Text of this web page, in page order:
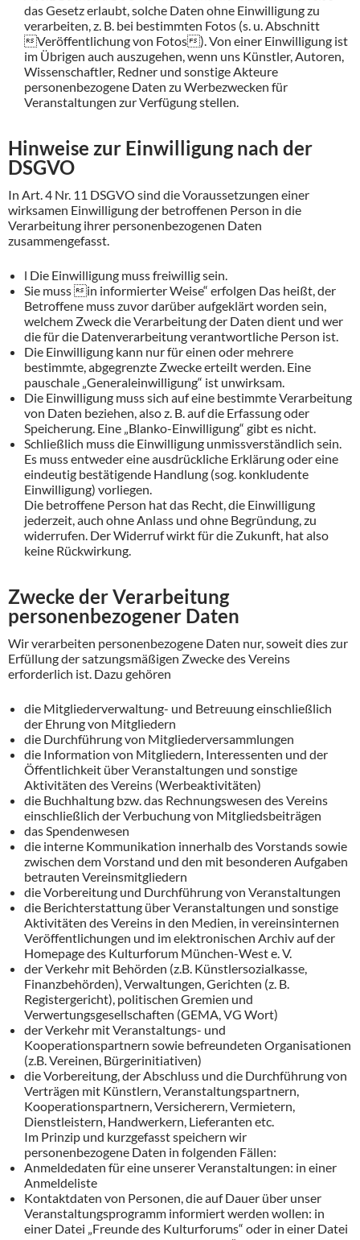
das Gesetz erlaubt, solche Daten ohne Einwilligung zu
verarbeiten, z. B. bei bestimmten Fotos (s. u. Abschnitt
Veröffentlichung von Fotos). Von einer Einwilligung ist
im Übrigen auch auszugehen, wenn uns Künstler, Autoren,
Wissenschaftler, Redner und sonstige Akteure
personenbezogene Daten zu Werbezwecken für
Veranstaltungen zur Verfügung stellen.
Hinweise zur Einwilligung nach der
DSGVO
In Art. 4 Nr. 11 DSGVO sind die Voraussetzungen einer
wirksamen Einwilligung der betroffenen Person in die
Verarbeitung ihrer personenbezogenen Daten
zusammengefasst.
l Die Einwilligung muss freiwillig sein.
Sie muss in informierter Weise“ erfolgen Das heißt, der
Betroffene muss zuvor darüber aufgeklärt worden sein,
welchem Zweck die Verarbeitung der Daten dient und wer
die für die Datenverarbeitung verantwortliche Person ist.
Die Einwilligung kann nur für einen oder mehrere
bestimmte, abgegrenzte Zwecke erteilt werden. Eine
pauschale „Generaleinwilligung“ ist unwirksam.
Die Einwilligung muss sich auf eine bestimmte Verarbeitung
von Daten beziehen, also z. B. auf die Erfassung oder
Speicherung. Eine „Blanko-Einwilligung“ gibt es nicht.
Schließlich muss die Einwilligung unmissverständlich sein.
Es muss entweder eine ausdrückliche Erklärung oder eine
eindeutig bestätigende Handlung (sog. konkludente
Einwilligung) vorliegen.
Die betroffene Person hat das Recht, die Einwilligung
jederzeit, auch ohne Anlass und ohne Begründung, zu
widerrufen. Der Widerruf wirkt für die Zukunft, hat also
keine Rückwirkung.
Zwecke der Verarbeitung
personenbezogener Daten
Wir verarbeiten personenbezogene Daten nur, soweit dies zur
Erfüllung der satzungsmäßigen Zwecke des Vereins
erforderlich ist. Dazu gehören
die Mitgliederverwaltung- und Betreuung einschließlich
der Ehrung von Mitgliedern
die Durchführung von Mitgliederversammlungen
die Information von Mitgliedern, Interessenten und der
Öffentlichkeit über Veranstaltungen und sonstige
Aktivitäten des Vereins (Werbeaktivitäten)
die Buchhaltung bzw. das Rechnungswesen des Vereins
einschließlich der Verbuchung von Mitgliedsbeiträgen
das Spendenwesen
die interne Kommunikation innerhalb des Vorstands sowie
zwischen dem Vorstand und den mit besonderen Aufgaben
betrauten Vereinsmitgliedern
die Vorbereitung und Durchführung von Veranstaltungen
die Berichterstattung über Veranstaltungen und sonstige
Aktivitäten des Vereins in den Medien, in vereinsinternen
Veröffentlichungen und im elektronischen Archiv auf der
Homepage des Kulturforum München-West e. V.
der Verkehr mit Behörden (z.B. Künstlersozialkasse,
Finanzbehörden), Verwaltungen, Gerichten (z. B.
Registergericht), politischen Gremien und
Verwertungsgesellschaften (GEMA, VG Wort)
der Verkehr mit Veranstaltungs- und
Kooperationspartnern sowie befreundeten Organisationen
(z.B. Vereinen, Bürgerinitiativen)
die Vorbereitung, der Abschluss und die Durchführung von
Verträgen mit Künstlern, Veranstaltungspartnern,
Kooperationspartnern, Versicherern, Vermietern,
Dienstleistern, Handwerkern, Lieferanten etc.
Im Prinzip und kurzgefasst speichern wir
personenbezogene Daten in folgenden Fällen:
Anmeldedaten für eine unserer Veranstaltungen: in einer
Anmeldeliste
Kontaktdaten von Personen, die auf Dauer über unser
Veranstaltungsprogramm informiert werden wollen: in
einer Datei „Freunde des Kulturforums“ oder in einer Datei